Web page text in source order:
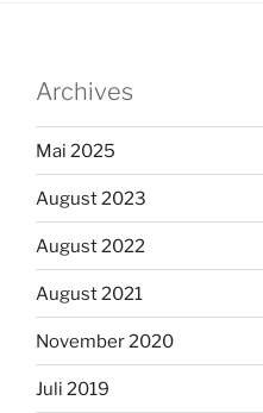
Archives
Mai 2025
August 2023
August 2022
August 2021
November 2020
Juli 2019